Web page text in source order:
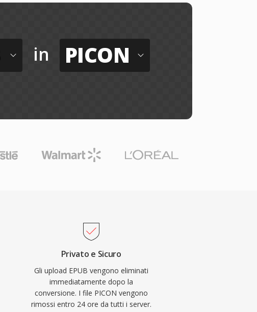
in PICON
Privato e Sicuro
Gli upload EPUB vengono eliminati
immediatamente dopo la
conversione. I file PICON vengono
rimossi entro 24 ore da tutti i server.